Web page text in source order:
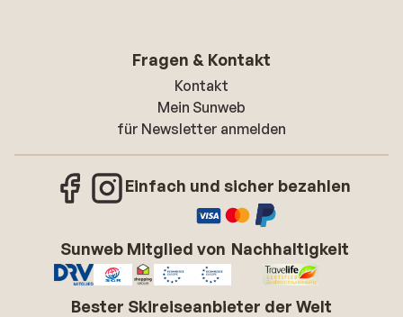
Fragen & Kontakt
Kontakt
Mein Sunweb
für Newsletter anmelden
Einfach und sicher bezahlen
Sunweb Mitglied von Nachhaltigkeit
Bester Skireiseanbieter der Welt